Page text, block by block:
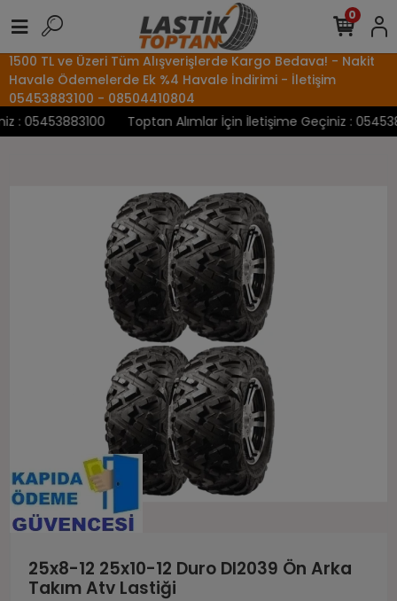
1500 TL ve Üzeri Tüm Alışverişlerde Kargo Bedava! - Nakit
Havale Ödemelerde Ek %4 Havale İndirimi - İletişim
05453883100 - 08504410804
05453883100
Toptan Alımlar İçin İletişime Geçiniz :
0
25x8-12 25x10-12 Duro DI2039 Ön Arka
Takım Atv Lastiği